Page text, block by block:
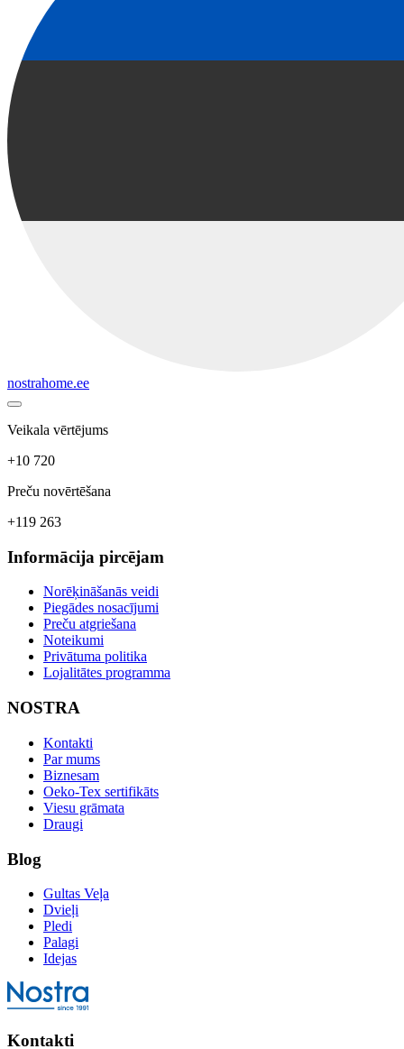
nostrahome.ee
Veikala vērtējums
+10 720
Preču novērtēšana
+119 263
Informācija pircējam
Norēķināšanās veidi
Piegādes nosacījumi
Preču atgriešana
Noteikumi
Privātuma politika
Lojalitātes programma
NOSTRA
Kontakti
Par mums
Biznesam
Oeko-Tex sertifikāts
Viesu grāmata
Draugi
Blog
Gultas Veļa
Dvieļi
Pledi
Palagi
Idejas
Kontakti